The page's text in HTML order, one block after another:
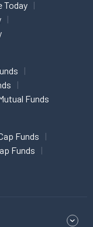
Today
Funds
Funds
Funds